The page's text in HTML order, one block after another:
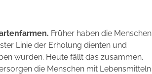
Früher haben die Menschen
Linie der Erholung dienten und
wurden. Heute fällt das zusammen.
die Menschen mit Lebensmitteln